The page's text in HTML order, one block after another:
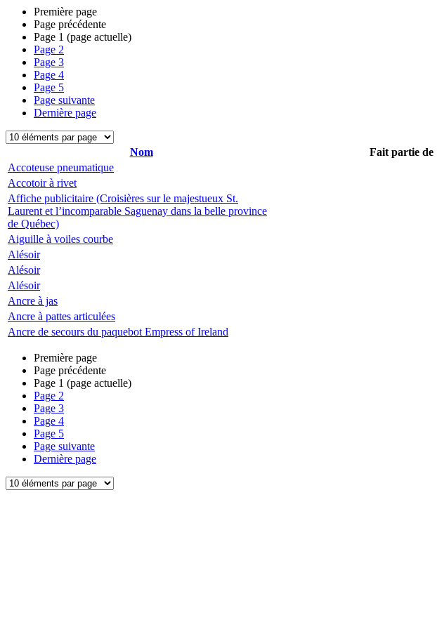
Première page
Page précédente
Page 1 (page actuelle)
Page 2
Page 3
Page 4
Page 5
Page suivante
Dernière page
Nom Fait partie de
Accoteuse pneumatique
Accotoir à rivet
Affiche publicitaire (Croisières sur le majestueux St.
Laurent et l’incomparable Saguenay dans la belle province
de Québec)
Aiguille à voiles courbe
Alésoir
Alésoir
Alésoir
Ancre à jas
Ancre à pattes articulées
Ancre de secours du paquebot Empress of Ireland
Première page
Page précédente
Page 1 (page actuelle)
Page 2
Page 3
Page 4
Page 5
Page suivante
Dernière page